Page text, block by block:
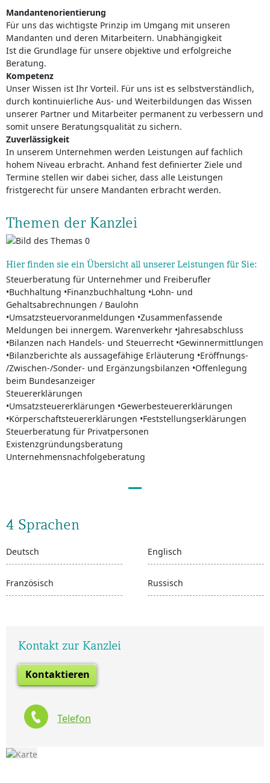
Mandantenorientierung
Für uns das wichtigste Prinzip im Umgang mit unseren
Mandanten und deren Mitarbeitern. Unabhängigkeit
Ist die Grundlage für unsere objektive und erfolgreiche
Beratung.
Kompetenz
Unser Wissen ist Ihr Vorteil. Für uns ist es selbstverständlich,
durch kontinuierliche Aus- und Weiterbildungen das Wissen
unserer Partner und Mitarbeiter permanent zu verbessern und
somit unsere Beratungsqualität zu sichern.
Zuverlässigkeit
In unserem Unternehmen werden Leistungen auf fachlich
hohem Niveau erbracht. Anhand fest definierter Ziele und
Termine stellen wir dabei sicher, dass alle Leistungen
fristgerecht für unsere Mandanten erbracht werden.
Themen der Kanzlei
Hier finden sie ein Übersicht all unserer Leistungen für Sie:
Steuerberatung für Unternehmer und Freiberufler
•Buchhaltung •Finanzbuchhaltung •Lohn- und
Gehaltsabrechnungen / Baulohn
•Umsatzsteuervoranmeldungen •Zusammenfassende
Meldungen bei innergem. Warenverkehr •Jahresabschluss
•Bilanzen nach Handels- und Steuerrecht •Gewinnermittlungen
•Bilanzberichte als aussagefähige Erläuterung •Eröffnungs-
/Zwischen-/Sonder- und Ergänzungsbilanzen •Offenlegung
beim Bundesanzeiger
Steuererklärungen
•Umsatzsteuererklärungen •Gewerbesteuererklärungen
•Körperschaftsteuererklärungen •Feststellungserklärungen
Steuerberatung für Privatpersonen
Existenzgründungsberatung
Unternehmensnachfolgeberatung
4 Sprachen
Deutsch Englisch
Französisch Russisch
Kontakt zur Kanzlei
Kontaktieren
Telefon